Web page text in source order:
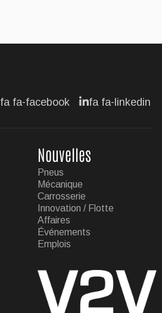
fa fa-facebook fa fa-linkedin
Nouvelles
Pneus
Mécanique
Carrosserie
Innovation / Flotte
Affaires
Événements
Emplois